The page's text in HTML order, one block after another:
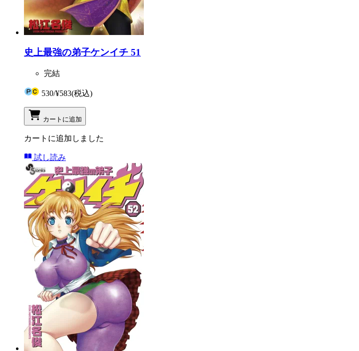
史上最強の弟子ケンイチ 51
完結
530/¥583(税込)
カートに追加
カートに追加しました
試し読み